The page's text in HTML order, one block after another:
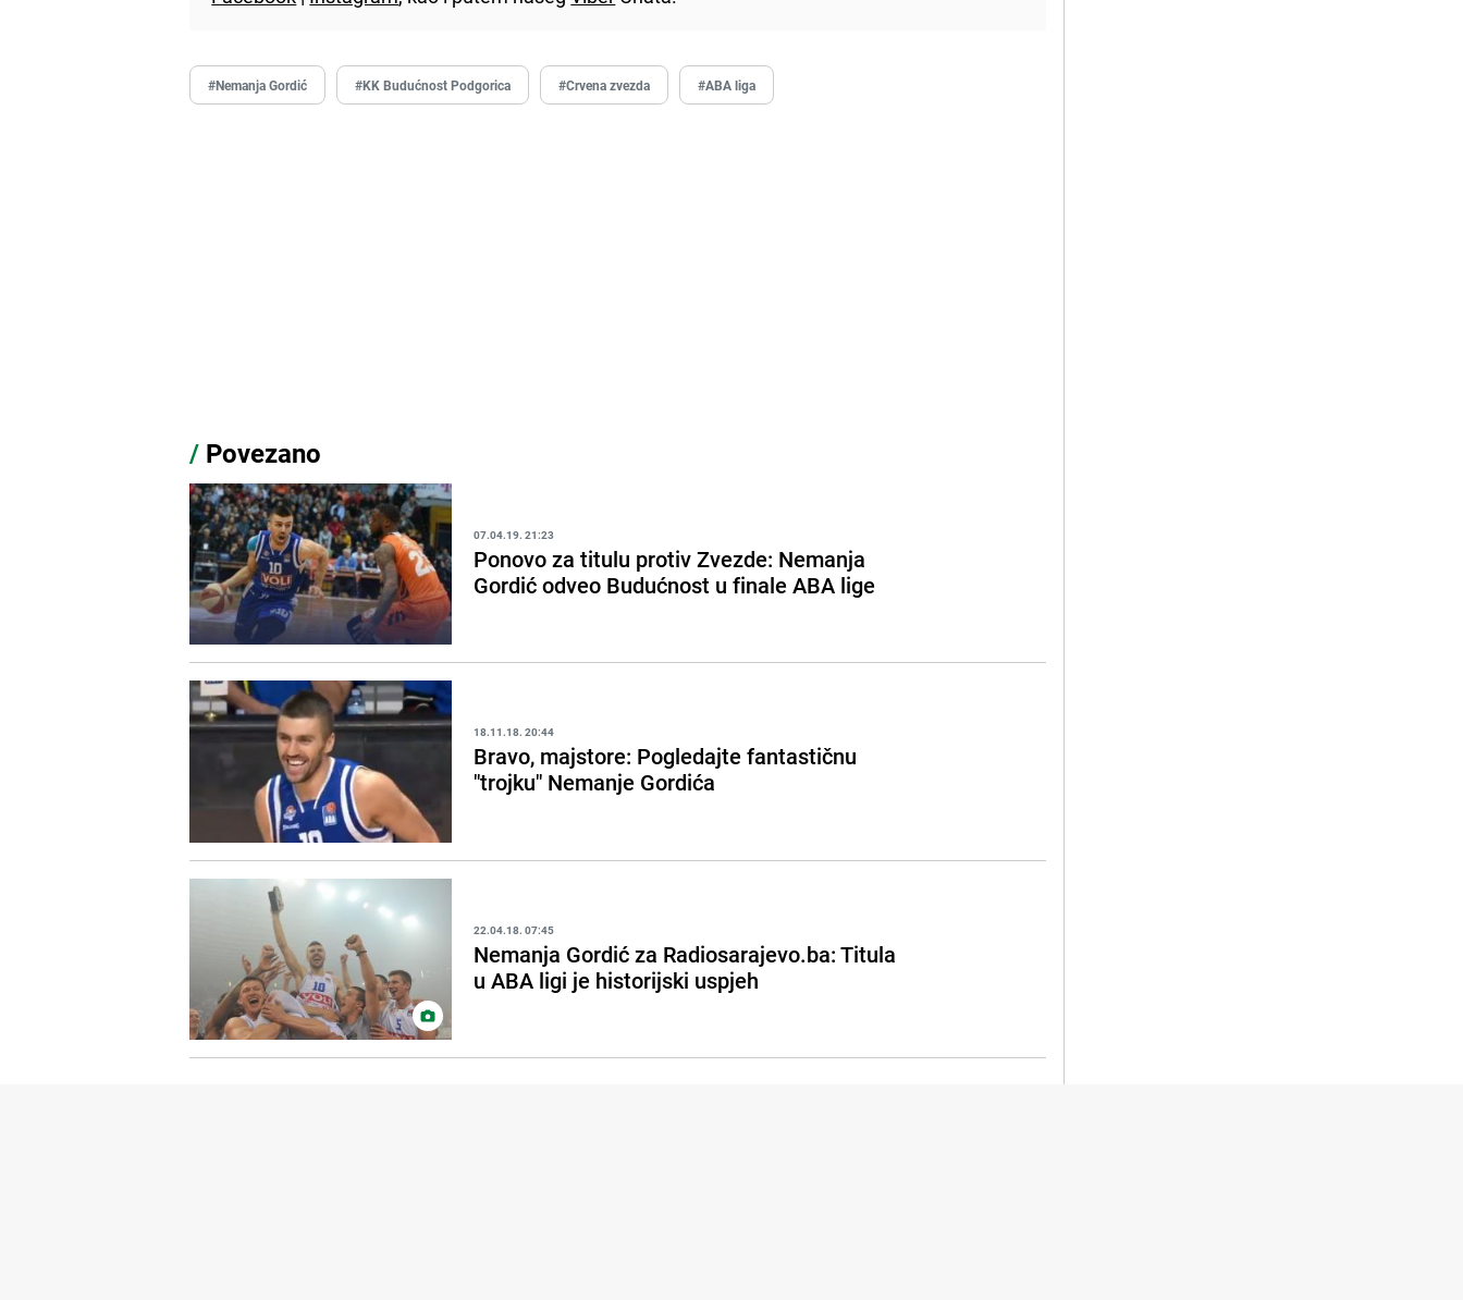
#Nemanja Gordić #KK Budućnost Podgorica #Crvena zvezda #ABA liga
/ Povezano
07.04.19. 21:23
Ponovo za titulu protiv Zvezde: Nemanja
Gordić odveo Budućnost u finale ABA lige
18.11.18. 20:44
Bravo, majstore: Pogledajte fantastičnu
"trojku" Nemanje Gordića
22.04.18. 07:45
Nemanja Gordić za Radiosarajevo.ba: Titula
u ABA ligi je historijski uspjeh